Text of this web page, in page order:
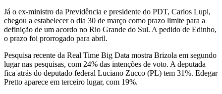
Já o ex-ministro da Previdência e presidente do PDT, Carlos Lupi,
chegou a estabelecer o dia 30 de março como prazo limite para a
definição de um acordo no Rio Grande do Sul. A pedido de Edinho,
o prazo foi prorrogado para abril.
Pesquisa recente da Real Time Big Data mostra Brizola em segundo
lugar nas pesquisas, com 24% das intenções de voto. A deputada
fica atrás do deputado federal Luciano Zucco (PL) tem 31%. Edegar
Pretto aparece em terceiro lugar, com 19%.